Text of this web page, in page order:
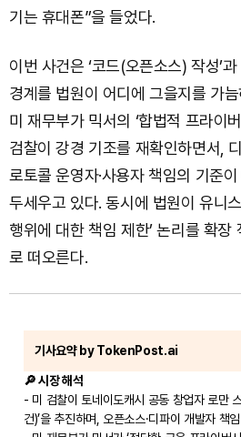
기는 휴대폰”을 들었다.
이번 사건은 ‘코드(오픈소스) 작성’과
경계를 법원이 어디에 그을지를 가
미 재무부가 믹서의 ‘합법적 프라이
검찰이 강경 기조를 재확인하면서,
로토콜 운영자·사용자 책임의 기준
두세우고 있다. 동시에 법원이 유니
행위에 대한 책임 제한’ 논리를 확장
로 떠오른다.
기사요약 by TokenPost.ai
🔎 시장 해석
- 미 검찰이 토네이도캐시 공동 창업자 로만
건)’을 추진하며, 오픈소스·디파이 개발자 책